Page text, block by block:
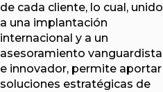
de cada cliente, lo cual, unido
a una implantación
internacional y a un
asesoramiento vanguardista
e innovador, permite aportar
soluciones estratégicas de